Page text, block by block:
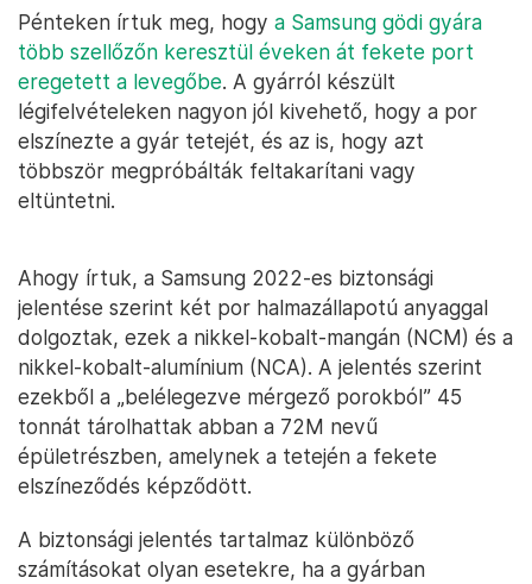
Pénteken írtuk meg, hogy a Samsung gödi gyára
több szellőzőn keresztül éveken át fekete port
eregetett a levegőbe. A gyárról készült
légifelvételeken nagyon jól kivehető, hogy a por
elszínezte a gyár tetejét, és az is, hogy azt
többször megpróbálták feltakarítani vagy
eltüntetni.
Ahogy írtuk, a Samsung 2022-es biztonsági
jelentése szerint két por halmazállapotú anyaggal
dolgoztak, ezek a nikkel-kobalt-mangán (NCM) és a
nikkel-kobalt-alumínium (NCA). A jelentés szerint
ezekből a „belélegezve mérgező porokból” 45
tonnát tárolhattak abban a 72M nevű
épületrészben, amelynek a tetején a fekete
elszíneződés képződött.
A biztonsági jelentés tartalmaz különböző
számításokat olyan esetekre, ha a gyárban